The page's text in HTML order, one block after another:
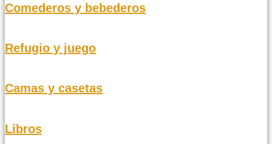
Comederos y bebederos
Refugio y juego
Camas y casetas
Libros